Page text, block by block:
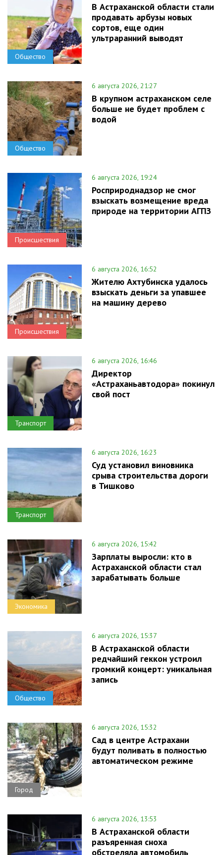
Общество
В Астраханской области стали
продавать арбузы новых
сортов, еще один
ультраранний выводят
Общество
6 августа 2026, 21:27
В крупном астраханском селе
больше не будет проблем с
водой
Происшествия
6 августа 2026, 19:24
Росприроднадзор не смог
взыскать возмещение вреда
природе на территории АГПЗ
Происшествия
6 августа 2026, 16:52
Жителю Ахтубинска удалось
взыскать деньги за упавшее
на машину дерево
Транспорт
6 августа 2026, 16:46
Директор
«Астраханьавтодора» покинул
свой пост
Транспорт
6 августа 2026, 16:23
Суд установил виновника
срыва строительства дороги
в Тишково
Экономика
6 августа 2026, 15:42
Зарплаты выросли: кто в
Астраханской области стал
зарабатывать больше
Общество
6 августа 2026, 15:37
В Астраханской области
редчайший геккон устроил
громкий концерт: уникальная
запись
Город
6 августа 2026, 15:32
Сад в центре Астрахани
будут поливать в полностью
автоматическом режиме
6 августа 2026, 13:53
В Астраханской области
разъяренная сноха
обстреляла автомобиль